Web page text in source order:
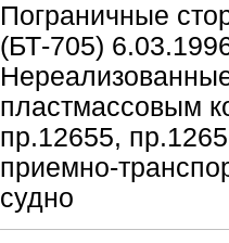
Пограничные
(БТ-705)
пластмассовым
пр.12655,
приемно-
судно